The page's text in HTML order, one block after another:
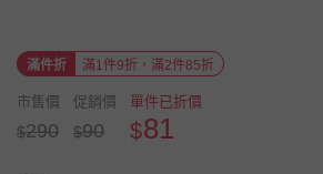
滿件折 滿1件9折，滿2件85折
市售價
$290
促銷價
$90
單件已折價
$81